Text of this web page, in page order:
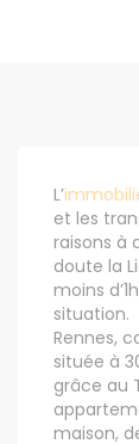
L’
et les
raisons à
doute la
moins
situation.
Rennes,
située à
grâce au
maison,